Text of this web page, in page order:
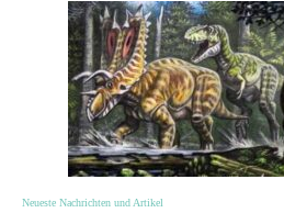
Neueste Nachrichten und Artikel